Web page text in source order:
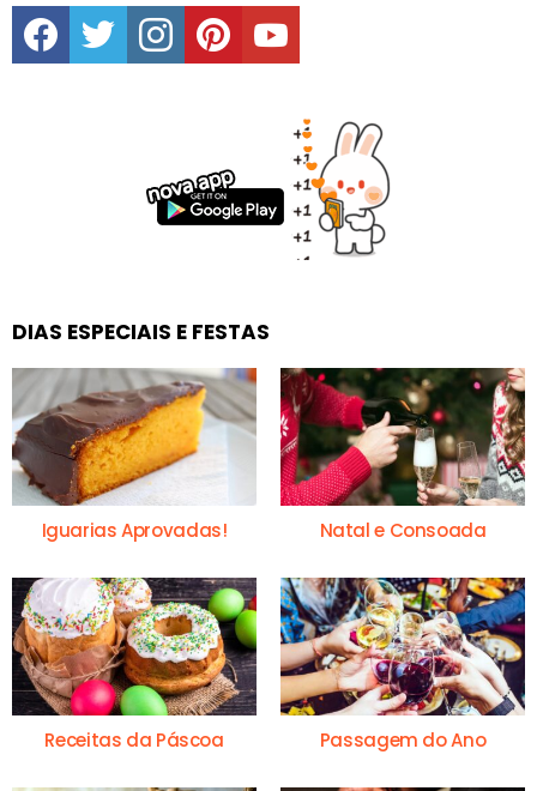
facebooktwitter instagrampinterestyoutube
DIAS ESPECIAIS E FESTAS
Iguarias Aprovadas! Natal e Consoada
Receitas da Páscoa Passagem do Ano